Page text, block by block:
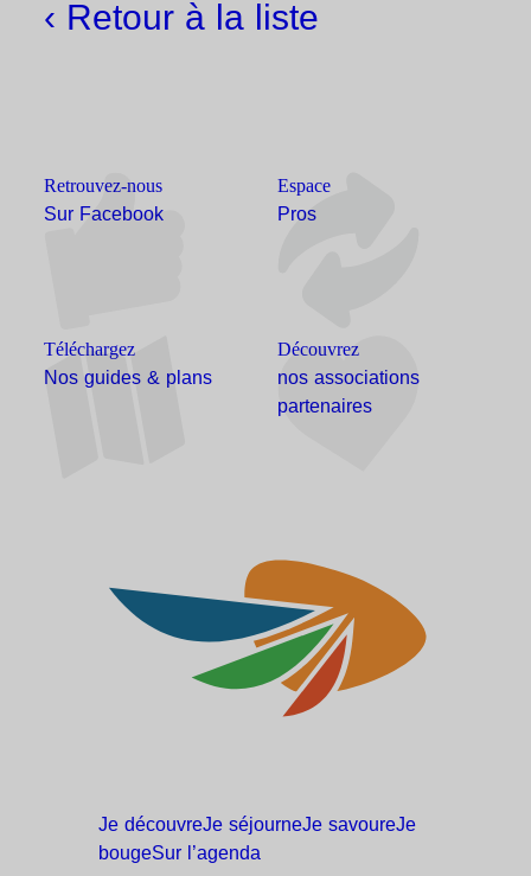
‹ Retour à la liste
Retrouvez-nous
Sur Facebook
Espace
Pros
Téléchargez
Nos guides & plans
Découvrez
nos associations
partenaires
Je découvreJe séjourneJe savoureJe
bougeSur l’agenda